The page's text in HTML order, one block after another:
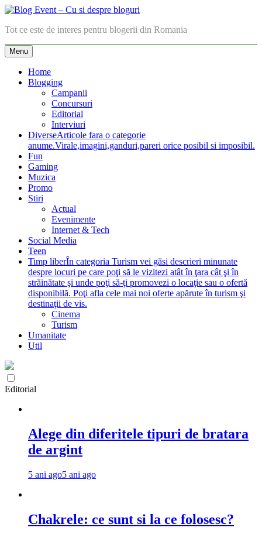
Skip
content
Blog Event – Cu si despre bloguri
Tot ce este de interes pentru blogerii din Romania
Menu
Home
Blogging
Campanii
Concursuri
Editorial
Interviuri
DiverseArticole fara o categorie
anume.Virale,imagini,ganduri,pareri orice posibil si imposibil.
Fun
Gaming
Muzica
Promo
Stiri
Actual
Evenimente
Internet & Tech
Social Media
Teen
Timp liberÎn categoria Turism vei găsi descrieri minunate
despre locuri pe care poţi să le vizitezi atât în ţara cât şi în
străinătate şi unde poţi să-ţi promovezi o locaţie sau o ofertă
disponibilă. Poţi afla cele mai noi oferte apărute în turism şi
destinaţii de vis.
Cinema
Turism
Umanitate
Util
Editorial
Alege din diferitele tipuri de bratara
de argint
5 ani ago5 ani ago
Chakrele: ce sunt si la ce folosesc?